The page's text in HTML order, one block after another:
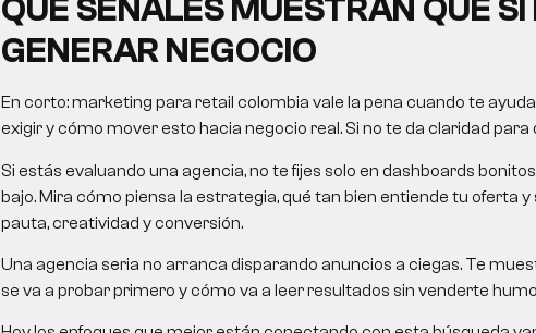
QUÉ SEÑALES MUESTRAN QUE SÍ
GENERAR NEGOCIO
En corto:marketing para retail colombia vale la pena cuando te
exigir y cómo mover esto hacia negocio real. Si no te da claridad para
Si estás evaluando una agencia, no te fijes solo en dashboards
bajo. Mira cómo piensa la estrategia, qué tan bien entiende tu oferta
pauta, creatividad y conversión.
Una agencia seria no arranca disparando anuncios a ciegas. Te
se va a probar primero y cómo va a leer resultados sin venderte